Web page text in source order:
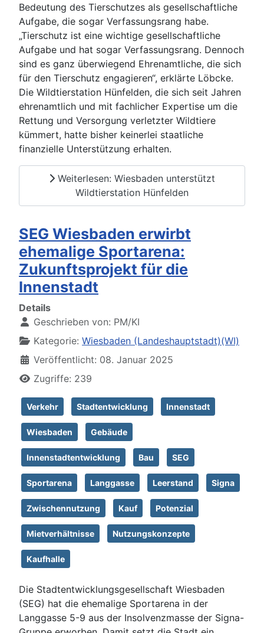
Bedeutung des Tierschutzes als gesellschaftliche
Aufgabe, die sogar Verfassungsrang habe.
„Tierschutz ist eine wichtige gesellschaftliche
Aufgabe und hat sogar Verfassungsrang. Dennoch
sind es ganz überwiegend Ehrenamtliche, die sich
für den Tierschutz engagieren“, erklärte Löbcke.
Die Wildtierstation Hünfelden, die sich seit Jahren
ehrenamtlich und mit fachlicher Expertise um die
Rettung und Versorgung verletzter Wildtiere
kümmert, hatte bisher keinerlei staatliche
finanzielle Unterstützung erhalten.
Weiterlesen: Wiesbaden unterstützt
Wildtierstation Hünfelden
SEG Wiesbaden erwirbt
ehemalige Sportarena:
Zukunftsprojekt für die
Innenstadt
Details
Geschrieben von: PM/KI
Kategorie: Wiesbaden (Landeshauptstadt)(WI)
Veröffentlicht: 08. Januar 2025
Zugriffe: 239
Verkehr Stadtentwicklung Innenstadt
Wiesbaden Gebäude
Innenstadtentwicklung Bau SEG
Sportarena Langgasse Leerstand Signa
Zwischennutzung Kauf Potenzial
Mietverhältnisse Nutzungskonzepte
Kaufhalle
Die Stadtentwicklungsgesellschaft Wiesbaden
(SEG) hat die ehemalige Sportarena in der
Langgasse 5-9 aus der Insolvenzmasse der Signa-